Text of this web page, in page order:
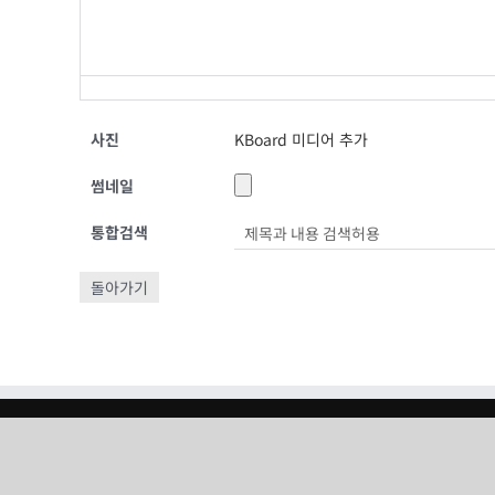
사진 KBoard 미디어 추가
썸네일
통합검색
돌아가기